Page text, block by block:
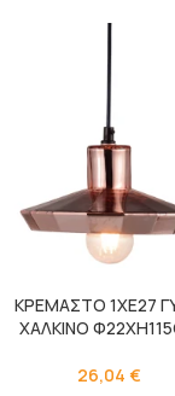
ΚΡΕΜΑΣΤΟ 1ΧΕ27
ΧΑΛΚΙΝΟ
26,04 €